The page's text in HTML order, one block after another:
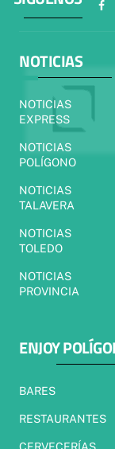
NOTICIAS
NOTICIAS
EXPRESS
NOTICIAS
POLÍGONO
NOTICIAS
TALAVERA
NOTICIAS
TOLEDO
NOTICIAS
PROVINCIA
ENJOY
BARES
RESTAURANTES